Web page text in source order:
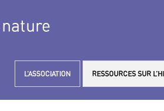
L’ASSOCIATION RESSOURCES SUR